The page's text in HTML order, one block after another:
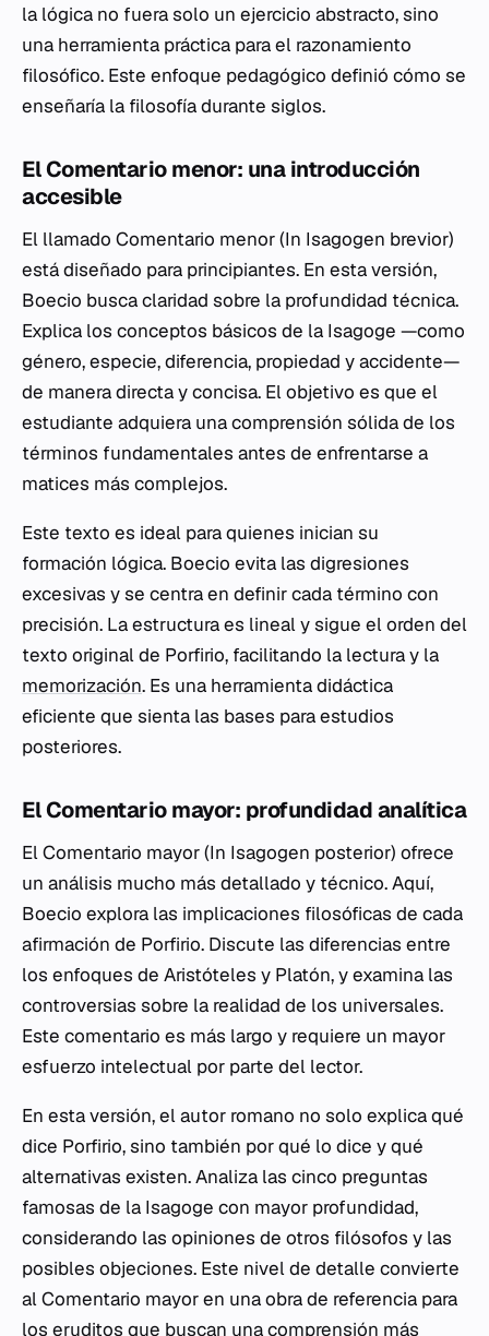
la lógica no fuera solo un ejercicio abstracto, sino
una herramienta práctica para el razonamiento
filosófico. Este enfoque pedagógico definió cómo se
enseñaría la filosofía durante siglos.
El Comentario menor: una introducción
accesible
El llamado Comentario menor(In Isagogen brevior)
está diseñado para principiantes. En esta versión,
Boecio busca claridad sobre la profundidad técnica.
Explica los conceptos básicos de la Isagoge —como
género, especie, diferencia, propiedad y accidente—
de manera directa y concisa. El objetivo es que el
estudiante adquiera una comprensión sólida de los
términos fundamentales antes de enfrentarse a
matices más complejos.
Este texto es ideal para quienes inician su
formación lógica. Boecio evita las digresiones
excesivas y se centra en definir cada término con
precisión. La estructura es lineal y sigue el orden del
texto original de Porfirio, facilitando la lectura y la
memorización. Es una herramienta didáctica
eficiente que sienta las bases para estudios
posteriores.
El Comentario mayor: profundidad analítica
ElComentario mayor(In Isagogen posterior) ofrece
un análisis mucho más detallado y técnico. Aquí,
Boecio explora las implicaciones filosóficas de cada
afirmación de Porfirio. Discute las diferencias entre
los enfoques de Aristóteles y Platón, y examina las
controversias sobre la realidad de los universales.
Este comentario es más largo y requiere un mayor
esfuerzo intelectual por parte del lector.
En esta versión, el autor romano no solo explica qué
dice Porfirio, sino también por qué lo dice y qué
alternativas existen. Analiza las cinco preguntas
famosas de la Isagoge con mayor profundidad,
considerando las opiniones de otros filósofos y las
posibles objeciones. Este nivel de detalle convierte
alComentario mayoren una obra de referencia para
los eruditos que buscan una comprensión más